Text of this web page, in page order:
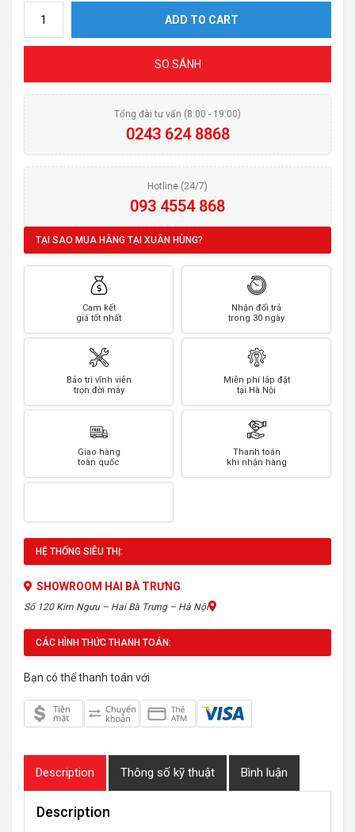
ADD TO CART
SO SÁNH
Tổng đài tư vấn (8:00 - 19:00)
0243 624 8868
Hotline (24/7)
093 4554 868
TẠI SAO MUA HÀNG TẠI XUÂN HÙNG?
Cam kết
giá tốt nhất
Nhận đổi trả
trong 30 ngày
Bảo trì vĩnh viễn
trọn đời máy
Miễn phí lắp đặt
tại Hà Nội
Giao hàng
toàn quốc
Thanh toán
khi nhận hàng
HỆ THỐNG SIÊU THỊ:
SHOWROOM HAI BÀ TRƯNG
Số 120 Kim Ngưu – Hai Bà Trưng – Hà Nội
CÁC HÌNH THỨC THANH TOÁN:
Bạn có thể thanh toán với
Description Thông số kỹ thuật Bình luận
Description